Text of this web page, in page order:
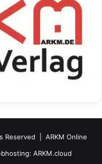
Reserved | ARKM Online
ARKM.cloud